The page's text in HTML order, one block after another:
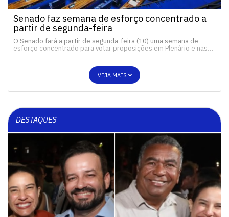
Senado faz semana de esforço concentrado a
partir de segunda-feira
O Senado fará a partir de segunda-feira (10) uma semana de
esforço concentrado para votar proposições em Plenário e nas…
VEJA MAIS
DESTAQUES